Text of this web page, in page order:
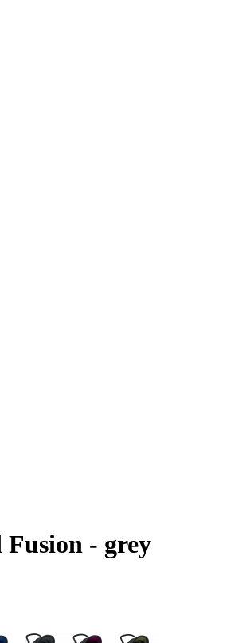
- grey